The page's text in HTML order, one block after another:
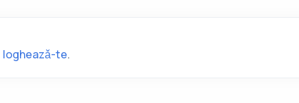
logheazǎ-te.